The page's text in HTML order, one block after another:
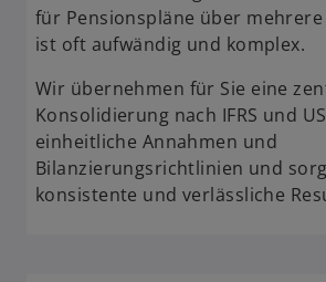
für Pensionspläne über
ist oft aufwändig und komplex.
Wir übernehmen für Sie eine
Konsolidierung nach IFRS und
einheitliche Annahmen und
Bilanzierungsrichtlinien und
konsistente und verlässliche